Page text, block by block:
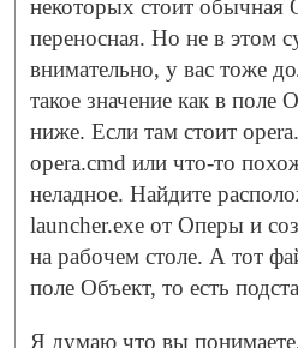
некоторых стоит
переносная. Но не в этом
внимательно, у вас тоже
такое значение как в поле
ниже. Если там стоит
opera.cmd или что-то
неладное. Найдите
launcher.exe от Оперы и
на рабочем столе. А тот
поле Объект, то есть
Я думаю что вы